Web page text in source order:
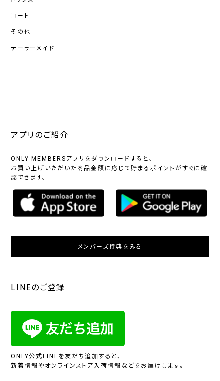
コート
その他
テーラーメイド
アプリのご紹介
ONLY MEMBERSアプリをダウンロードすると、
お買い上げいただいた商品金額に応じて貯まるポイントがすぐに確
認できます。
メンバーズ特典をみる
LINEのご登録
ONLY公式LINEを友だち追加すると、
新着情報やオンラインストア入荷情報などをお届けします。